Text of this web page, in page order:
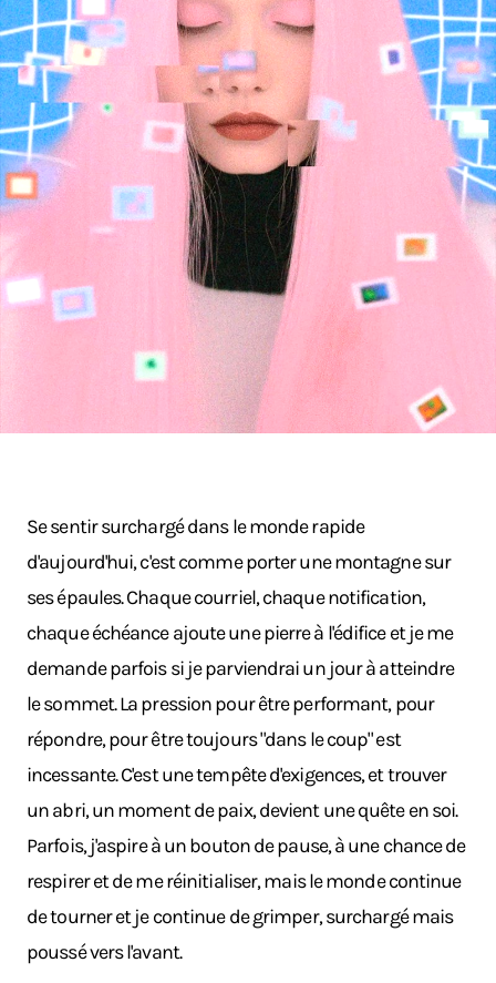
Se sentir surchargé dans le monde rapide
d'aujourd'hui, c'est comme porter une montagne sur
ses épaules. Chaque courriel, chaque notification,
chaque échéance ajoute une pierre à l'édifice et je me
demande parfois si je parviendrai un jour à atteindre
le sommet. La pression pour être performant, pour
répondre, pour être toujours "dans le coup" est
incessante. C'est une tempête d'exigences, et trouver
un abri, un moment de paix, devient une quête en soi.
Parfois, j'aspire à un bouton de pause, à une chance de
respirer et de me réinitialiser, mais le monde continue
de tourner et je continue de grimper, surchargé mais
poussé vers l'avant.